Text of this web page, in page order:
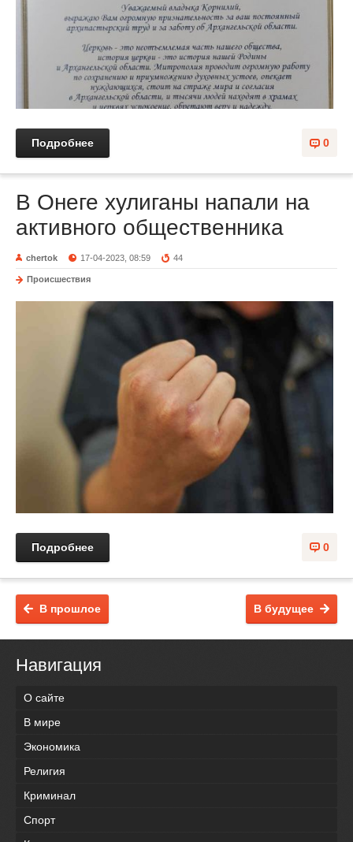
0
Подробнее
В Онеге хулиганы напали на
активного общественника
chertok 17-04-2023, 08:59 44
Происшествия
0
Подробнее
В будущее
В прошлое
Навигация
О сайте
В мире
Экономика
Религия
Криминал
Спорт